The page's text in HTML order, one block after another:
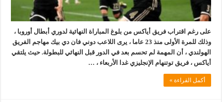
على رغم اقتراب فريق أياكس من بلوغ المباراة النهائية لدوري أبطال أوروبا ،
وذلك للمرة الأولى منذ 23 عاما ، يرى اللاعب دوني فان دي بيك مهاجم الفريق
الهولندي ، أن المهمة لم تحسم بعد في الدور قبل النهائي للبطولة. حيث يلتقي
أياكس ، فريق توتنهام الإنجليزي غدا الأربعاء ، …
أكمل القراءة »